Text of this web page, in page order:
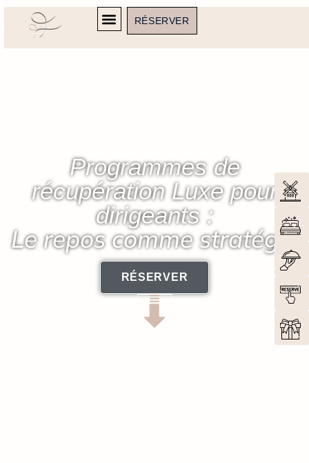
RÉSERVER
Programmes de
récupération Luxe pour
dirigeants :
Le repos comme stratégie
RÉSERVER